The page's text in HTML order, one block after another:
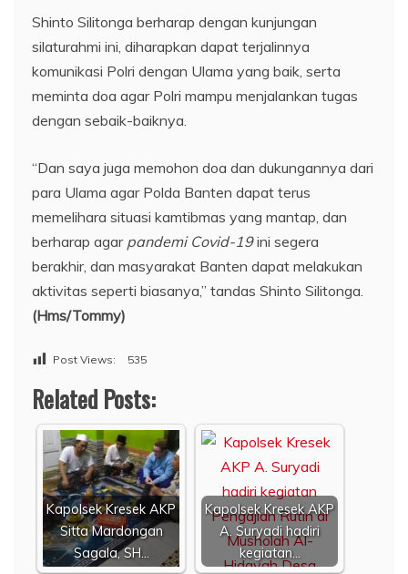
Shinto Silitonga berharap dengan kunjungan
silaturahmi ini, diharapkan dapat terjalinnya
komunikasi Polri dengan Ulama yang baik, serta
meminta doa agar Polri mampu menjalankan tugas
dengan sebaik-baiknya.
“Dan saya juga memohon doa dan dukungannya dari
para Ulama agar Polda Banten dapat terus
memelihara situasi kamtibmas yang mantap, dan
berharap agar pandemi Covid-19ini segera
berakhir, dan masyarakat Banten dapat melakukan
aktivitas seperti biasanya,” tandas Shinto Silitonga.
(Hms/Tommy)
Post Views: 535
Related Posts:
Kapolsek Kresek AKP
Sitta Mardongan
Sagala, SH…
Kapolsek Kresek AKP
A. Suryadi hadiri
kegiatan…